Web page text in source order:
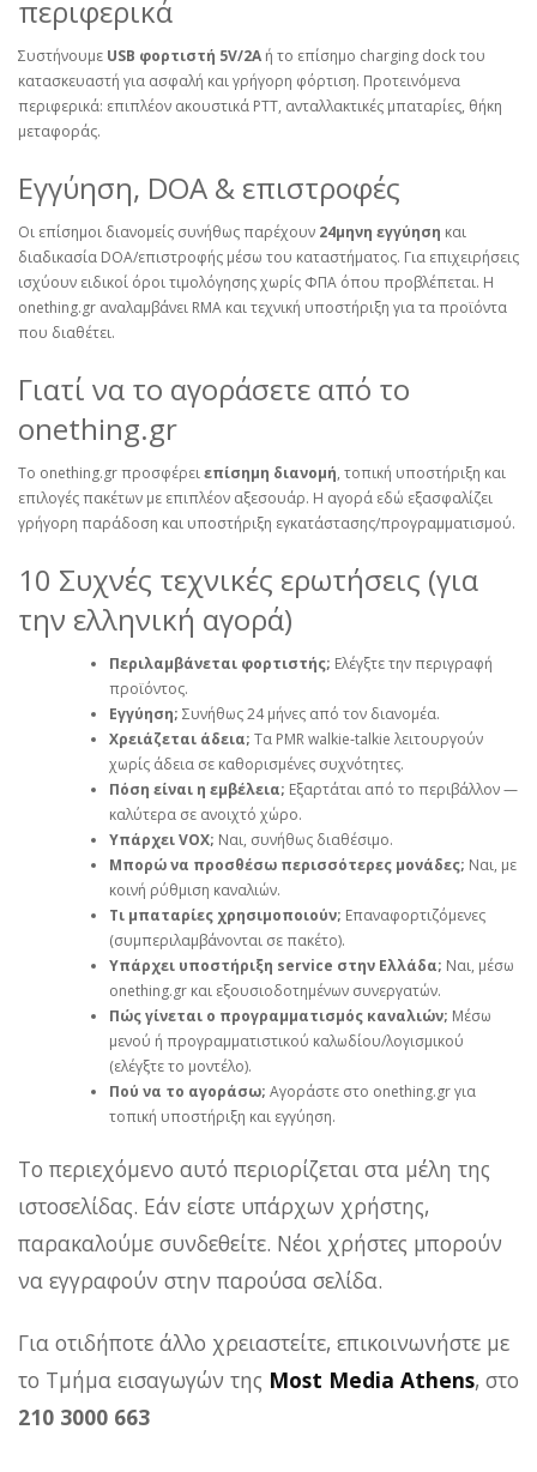
περιφερικά
Συστήνουμε USB φορτιστή 5V/2A ή το επίσημο charging dock του
κατασκευαστή για ασφαλή και γρήγορη φόρτιση. Προτεινόμενα
περιφερικά: επιπλέον ακουστικά PTT, ανταλλακτικές μπαταρίες, θήκη
μεταφοράς.
Εγγύηση, DOA & επιστροφές
Οι επίσημοι διανομείς συνήθως παρέχουν 24μηνη εγγύηση και
διαδικασία DOA/επιστροφής μέσω του καταστήματος. Για επιχειρήσεις
ισχύουν ειδικοί όροι τιμολόγησης χωρίς ΦΠΑ όπου προβλέπεται. Η
onething.gr αναλαμβάνει RMA και τεχνική υποστήριξη για τα προϊόντα
που διαθέτει.
Γιατί να το αγοράσετε από το
onething.gr
Το onething.gr προσφέρειεπίσημη διανομή, τοπική υποστήριξη και
επιλογές πακέτων με επιπλέον αξεσουάρ. Η αγορά εδώ εξασφαλίζει
γρήγορη παράδοση και υποστήριξη εγκατάστασης/προγραμματισμού.
10 Συχνές τεχνικές ερωτήσεις (για
την ελληνική αγορά)
Περιλαμβάνεται φορτιστής; Ελέγξτε την περιγραφή
προϊόντος.
Εγγύηση; Συνήθως 24 μήνες από τον διανομέα.
Χρειάζεται άδεια; Τα PMR walkie‑talkie λειτουργούν
χωρίς άδεια σε καθορισμένες συχνότητες.
Πόση είναι η εμβέλεια; Εξαρτάται από το περιβάλλον —
καλύτερα σε ανοιχτό χώρο.
Υπάρχει VOX; Ναι, συνήθως διαθέσιμο.
Μπορώ να προσθέσω περισσότερες μονάδες; Ναι, με
κοινή ρύθμιση καναλιών.
Τι μπαταρίες χρησιμοποιούν; Επαναφορτιζόμενες
(συμπεριλαμβάνονται σε πακέτο).
Υπάρχει υποστήριξη service στην Ελλάδα; Ναι, μέσω
onething.gr και εξουσιοδοτημένων συνεργατών.
Πώς γίνεται ο προγραμματισμός καναλιών; Μέσω
μενού ή προγραμματιστικού καλωδίου/λογισμικού
(ελέγξτε το μοντέλο).
Πού να το αγοράσω; Αγοράστε στο onething.gr για
τοπική υποστήριξη και εγγύηση.
Το περιεχόμενο αυτό περιορίζεται στα μέλη της
ιστοσελίδας. Εάν είστε υπάρχων χρήστης,
παρακαλούμε συνδεθείτε. Νέοι χρήστες μπορούν
να εγγραφούν στην παρούσα σελίδα.
Για οτιδήποτε άλλο χρειαστείτε, επικοινωνήστε με
το Τμήμα εισαγωγών της Most Media Athens, στο
210 3000 663